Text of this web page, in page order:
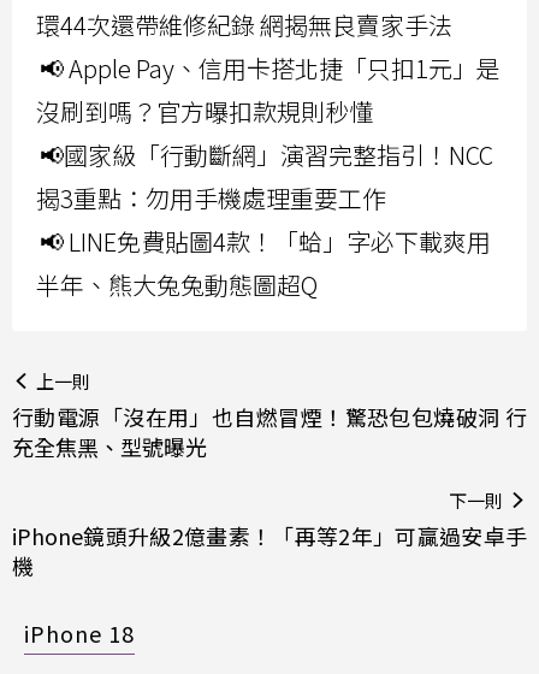
環44次還帶維修紀錄 網揭無良賣家手法
📢 Apple Pay、信用卡搭北捷「只扣1元」是
沒刷到嗎？官方曝扣款規則秒懂
📢國家級「行動斷網」演習完整指引！NCC
揭3重點：勿用手機處理重要工作
📢 LINE免費貼圖4款！「蛤」字必下載爽用
半年、熊大兔兔動態圖超Q
上一則
行動電源「沒在用」也自燃冒煙！驚恐包包燒破洞 行
充全焦黑、型號曝光
下一則
iPhone鏡頭升級2億畫素！「再等2年」可贏過安卓手
機
iPhone 18